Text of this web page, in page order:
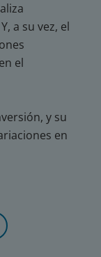
a su vez, el
el
y su
en